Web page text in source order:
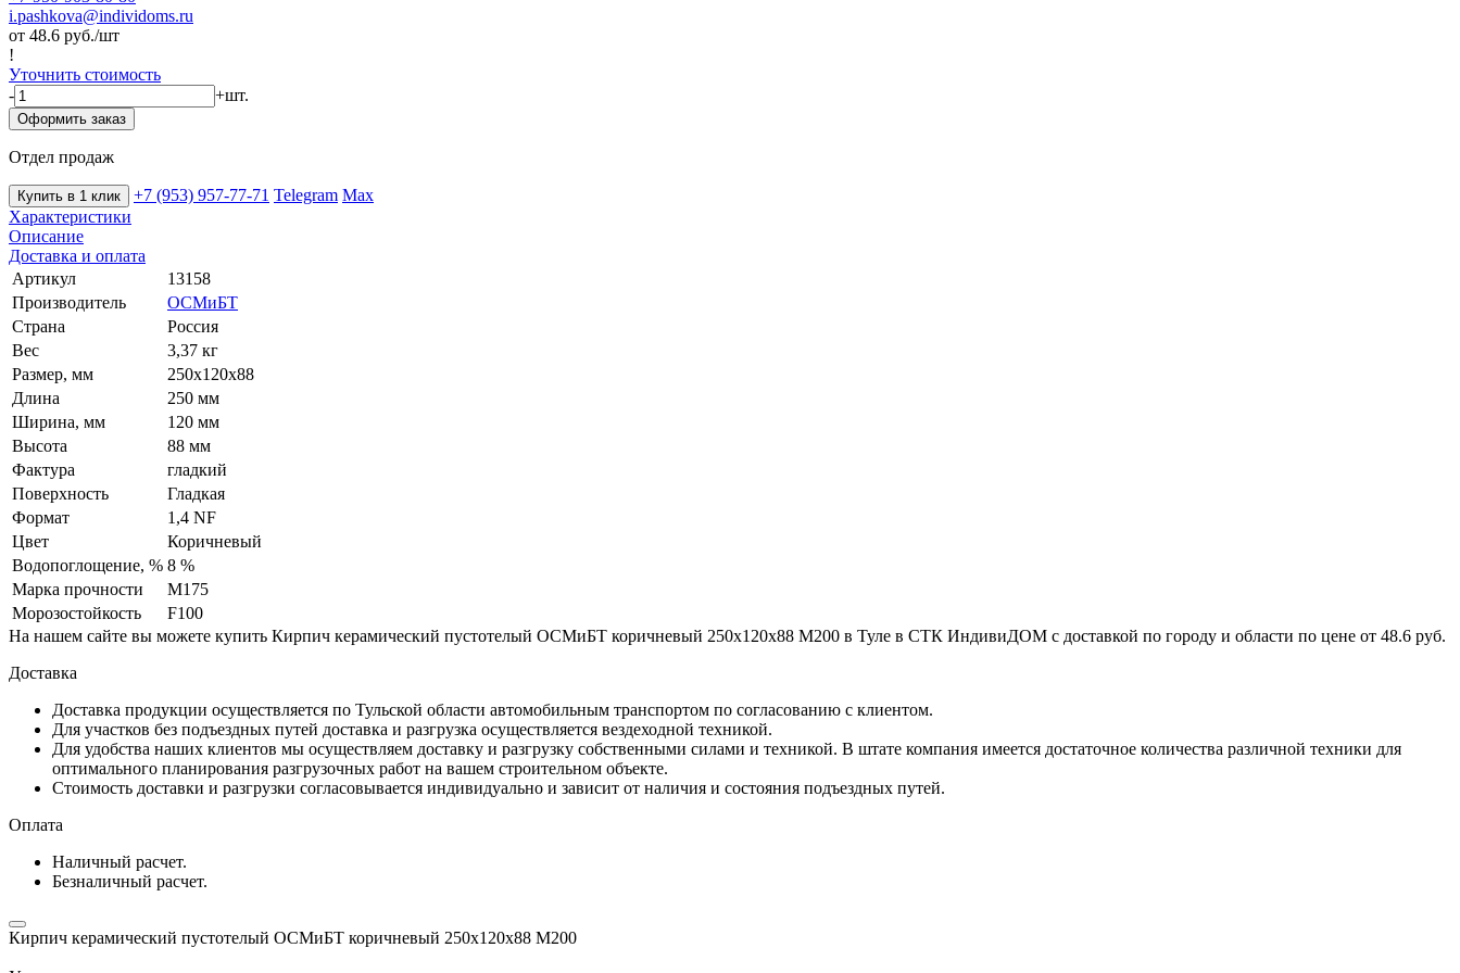
i.pashkova@individoms.ru
от 48.6 руб./шт
!
Уточнить стоимость
-
+шт.
Оформить заказ
Отдел продаж
Купить в 1 клик +7 (953) 957-77-71 Telegram Max
Характеристики
Описание
Доставка и оплата
Артикул
13158
Производитель
ОСМиБТ
Страна
Россия
Вес
3,37 кг
Размер, мм
250х120х88
Длина
250 мм
Ширина, мм
120 мм
Высота
88 мм
Фактура
гладкий
Поверхность
Гладкая
Формат
1,4 NF
Цвет
Коричневый
Водопоглощение, % 8 %
Марка прочности
М175
Морозостойкость
F100
На нашем сайте вы можете купить Кирпич керамический пустотелый ОСМиБТ коричневый 250х120х88 М200 в Туле в СТК ИндивиДОМ с доставкой по городу и области по цене от 48.6 руб.
Доставка
Доставка продукции осуществляется по Тульской области автомобильным транспортом по согласованию с клиентом.
Для участков без подъездных путей доставка и разгрузка осуществляется вездеходной техникой.
Для удобства наших клиентов мы осуществляем доставку и разгрузку собственными силами и техникой. В штате компания имеется достаточное количества различной техники для
оптимального планирования разгрузочных работ на вашем строительном объекте.
Стоимость доставки и разгрузки согласовывается индивидуально и зависит от наличия и состояния подъездных путей.
Оплата
Наличный расчет.
Безналичный расчет.
Кирпич керамический пустотелый ОСМиБТ коричневый 250х120х88 М200